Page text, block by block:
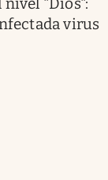
"Dios":
virus